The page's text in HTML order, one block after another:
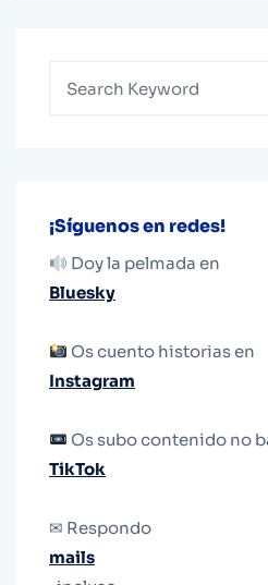
¡Síguenos en redes!
Doy la pelmada en
Bluesky
Os cuento historias en
Instagram
Os subo contenido no
TikTok
✉ Respondo
mails